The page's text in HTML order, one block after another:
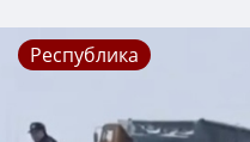
Республика